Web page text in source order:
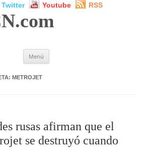
Twitter Youtube RSS
.com
Menú
METROJET
rusas afirman que el
se destruyó cuando